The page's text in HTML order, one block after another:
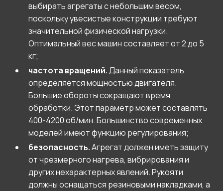
выбирать агрегаты с небольшим весом,
поскольку увесистые конструкции требуют
значительной физической нагрузки.
Оптимальный вес машин составляет от 2 до 5
кг;
частота вращений.Данный показатель
определяется мощностью двигателя.
Большие обороты сокращают время
обработки. Этот параметр может составлять
400-4200 об/мин. Большинство современных
моделей имеют функцию регулирования;
безопасность.Агрегат должен иметь защиту
от чрезмерного нагрева, вибрирования и
других нехарактерных явлений. Рукояти
должны оснащаться резиновыми накладками, а